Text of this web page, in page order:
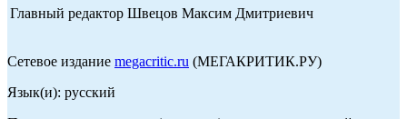
Главный редактор Швецов Максим Дмитриевич
Сетевое издание megacritic.ru (МЕГАКРИТИК.РУ)
Язык(и): русский